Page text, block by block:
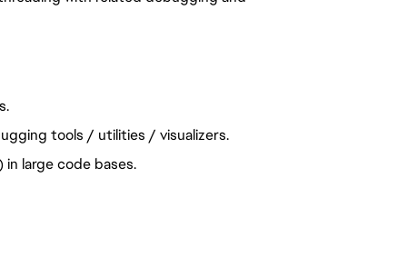
tools / utilities / visualizers.
large code bases.